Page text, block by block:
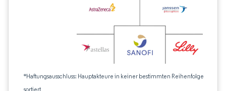
*Haftungsausschluss: Hauptakteure in keiner bestimmten Reihenfolge
sortiert